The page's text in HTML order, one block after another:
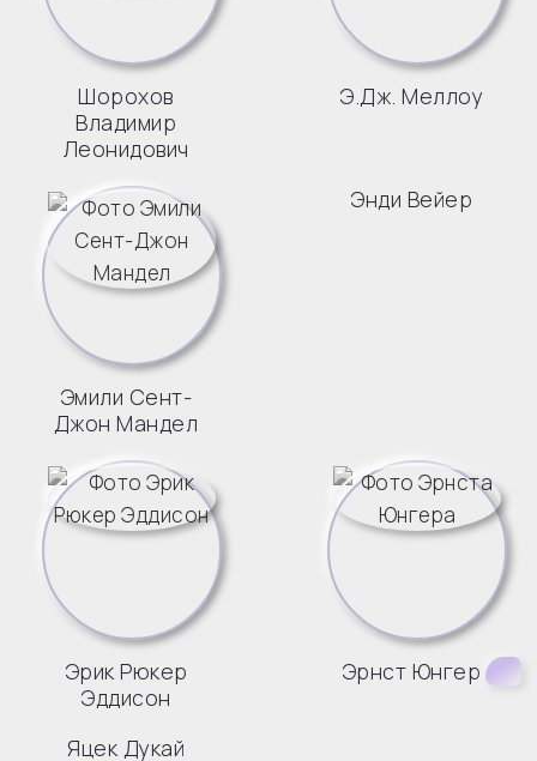
Шорохов
Владимир
Леонидович
Э.Дж. Меллоу
Эмили Сент-
Джон Мандел
Энди Вейер
Эрик Рюкер
Эддисон
Эрнст Юнгер
Яцек Дукай